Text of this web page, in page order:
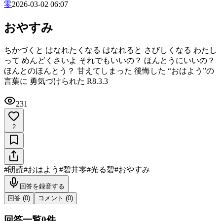
零2026-03-02 06:07
おやすみ
ちかづくと はなれたくなる はなれると さびしくなる わたし
って めんどくさいよ それでもいいの？ ほんとうにいいの？
ほんとのほんとう？ 甘えてしまった 後悔した “おはよう”の
言葉に 勇気づけられた R8.3.3
231
2
#朗読#おはよう #碧井零#光る碧#おやすみ
回答を録音する
回答 (0) コメント (0)